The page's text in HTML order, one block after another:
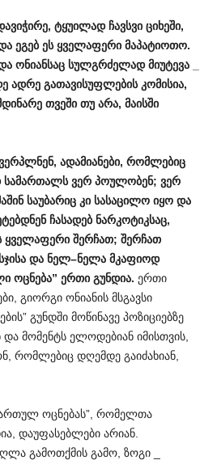
, ტყუილად ჩავსვი ციხეში,
ეგებ ეს ყველაფერი მაპატიოთო.
ონიანსაც სულგრძელად მიუტევა_
ადრე გათავისუფლების კომისია,
თვეში თუ არა, მაისში
, ადამიანები, რომლებიც
სამართალს ვერ პოულობენ; ვერ
საუბარიც კი სასაცილო იყო და
ჩასადებ ნარკოტიკსაც,
ყველაფერი შერჩათ; შერჩათ
და ნელ–ნელა მკაფიოდ
ოცნება” ერთი გუნდია. ერთი
გიორგი ონიანის მსგავსი
გუნდში მოწინავე პოზიციებზე
მომენტს ელოდებიან იმისთვის,
რომლებიც დღემდე გაიძახიან,
ოცნებას”, რომელთა
დაუფასებლები არიან.
გამოთქმის გამო, ზოგი _